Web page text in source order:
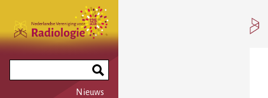
naar
de
inhoud
gaan
Phrase
Nieuws